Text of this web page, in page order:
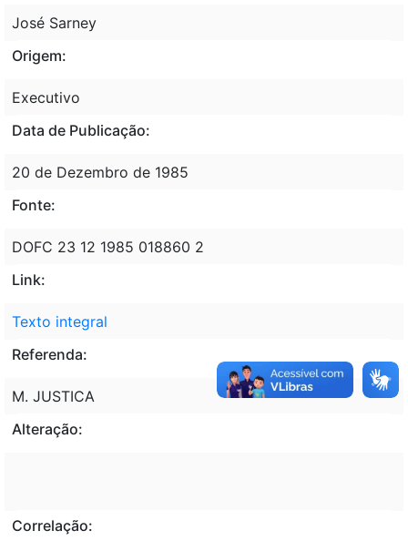
José Sarney
Origem:
Executivo
Data de Publicação:
20 de Dezembro de 1985
Fonte:
DOFC 23 12 1985 018860 2
Link:
Texto integral
Referenda:
M. JUSTICA
Alteração:
Correlação: